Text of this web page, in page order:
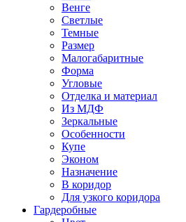
Венге
Светлые
Темные
Размер
Малогабаритные
Форма
Угловые
Отделка и материал
Из МДФ
Зеркальные
Особенности
Купе
Эконом
Назначение
В коридор
Для узкого коридора
Гардеробные